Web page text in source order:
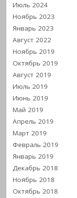
Июль 2024
Ноябрь 2023
Январь 2023
Август 2022
Ноябрь 2019
Октябрь 2019
Август 2019
Июль 2019
Июнь 2019
Май 2019
Апрель 2019
Март 2019
Февраль 2019
Январь 2019
Декабрь 2018
Ноябрь 2018
Октябрь 2018